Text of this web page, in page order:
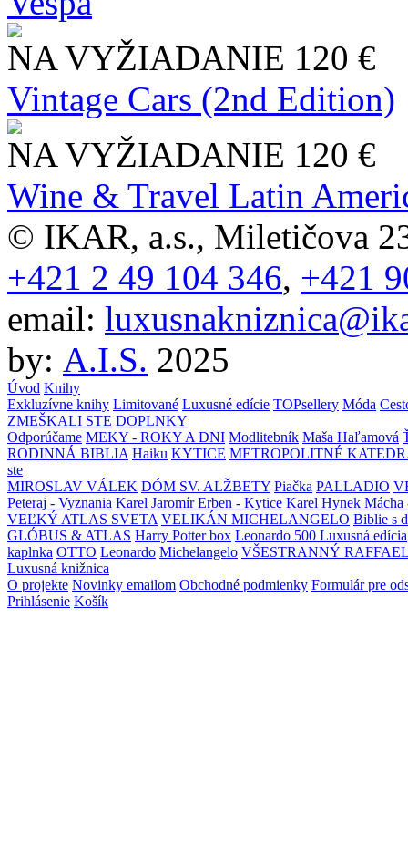
NA VYŽIADANIE 120 €
Vintage Cars (2nd Edition)
NA VYŽIADANIE 120 €
Wine & Travel Latin
© IKAR, a.s., Miletičova
+421 2 49 104 346, +421
email:
by: A.I.S. 2025
Úvod Knihy
Exkluzívne knihy Limitované Luxusné edície TOPsellery Móda
ZMEŠKALI STE DOPLNKY
Odporúčame MEKY - ROKY A DNI Modlitebník Maša Haľamová
RODINNÁ BIBLIA Haiku KYTICE METROPOLITNÉ
ste
MIROSLAV VÁLEK DÓM SV. ALŽBETY Piačka PALLADIO
Peteraj - Vyznania Karel Jaromír Erben - Kytice Karel Hynek Mácha
VEĽKÝ ATLAS SVETA VELIKÁN MICHELANGELO Biblie s
GLÓBUS & ATLAS Harry Potter box Leonardo 500 Luxusná edícia
kaplnka OTTO Leonardo Michelangelo VŠESTRANNÝ
Luxusná knižnica
O projekte Novinky emailom Obchodné podmienky Formulár pre
Prihlásenie Košík